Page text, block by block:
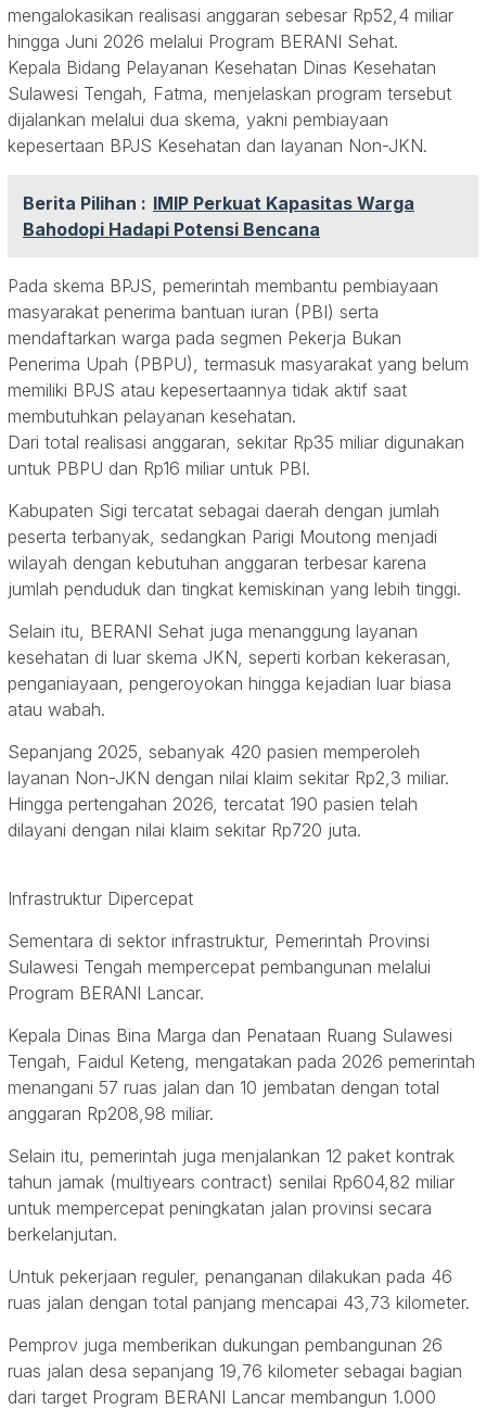
mengalokasikan realisasi anggaran sebesar Rp52,4 miliar
hingga Juni 2026 melalui Program BERANI Sehat.
Kepala Bidang Pelayanan Kesehatan Dinas Kesehatan
Sulawesi Tengah, Fatma, menjelaskan program tersebut
dijalankan melalui dua skema, yakni pembiayaan
kepesertaan BPJS Kesehatan dan layanan Non-JKN.
Berita Pilihan : IMIP Perkuat Kapasitas Warga
Bahodopi Hadapi Potensi Bencana
Pada skema BPJS, pemerintah membantu pembiayaan
masyarakat penerima bantuan iuran (PBI) serta
mendaftarkan warga pada segmen Pekerja Bukan
Penerima Upah (PBPU), termasuk masyarakat yang belum
memiliki BPJS atau kepesertaannya tidak aktif saat
membutuhkan pelayanan kesehatan.
Dari total realisasi anggaran, sekitar Rp35 miliar digunakan
untuk PBPU dan Rp16 miliar untuk PBI.
Kabupaten Sigi tercatat sebagai daerah dengan jumlah
peserta terbanyak, sedangkan Parigi Moutong menjadi
wilayah dengan kebutuhan anggaran terbesar karena
jumlah penduduk dan tingkat kemiskinan yang lebih tinggi.
Selain itu, BERANI Sehat juga menanggung layanan
kesehatan di luar skema JKN, seperti korban kekerasan,
penganiayaan, pengeroyokan hingga kejadian luar biasa
atau wabah.
Sepanjang 2025, sebanyak 420 pasien memperoleh
layanan Non-JKN dengan nilai klaim sekitar Rp2,3 miliar.
Hingga pertengahan 2026, tercatat 190 pasien telah
dilayani dengan nilai klaim sekitar Rp720 juta.
Infrastruktur Dipercepat
Sementara di sektor infrastruktur, Pemerintah Provinsi
Sulawesi Tengah mempercepat pembangunan melalui
Program BERANI Lancar.
Kepala Dinas Bina Marga dan Penataan Ruang Sulawesi
Tengah, Faidul Keteng, mengatakan pada 2026 pemerintah
menangani 57 ruas jalan dan 10 jembatan dengan total
anggaran Rp208,98 miliar.
Selain itu, pemerintah juga menjalankan 12 paket kontrak
tahun jamak (multiyears contract) senilai Rp604,82 miliar
untuk mempercepat peningkatan jalan provinsi secara
berkelanjutan.
Untuk pekerjaan reguler, penanganan dilakukan pada 46
ruas jalan dengan total panjang mencapai 43,73 kilometer.
Pemprov juga memberikan dukungan pembangunan 26
ruas jalan desa sepanjang 19,76 kilometer sebagai bagian
dari target Program BERANI Lancar membangun 1.000